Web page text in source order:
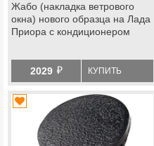
Жабо (накладка ветрового
окна) нового образца на Лада
Приора с кондиционером
2029 й КУПИТЬ